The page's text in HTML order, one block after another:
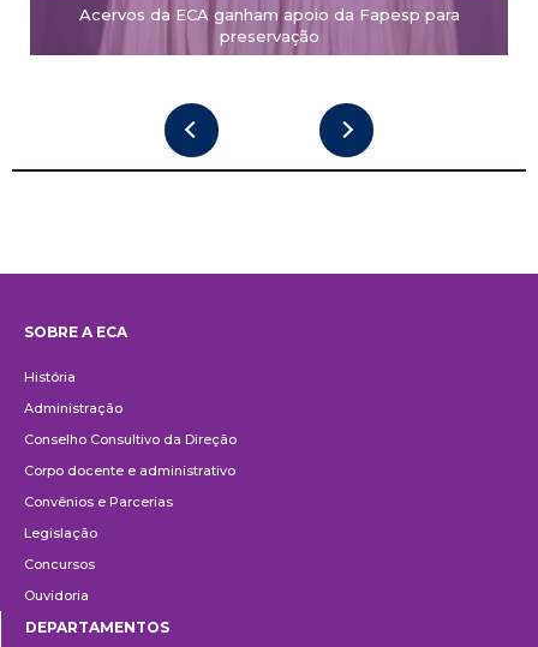
Acervos da ECA ganham apoio da Fapesp para
preservação
SOBRE A ECA
História
Administração
Conselho Consultivo da Direção
Corpo docente e administrativo
Convênios e Parcerias
Legislação
Concursos
Ouvidoria
DEPARTAMENTOS